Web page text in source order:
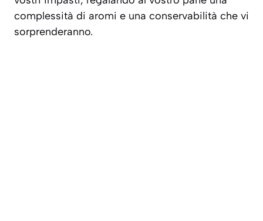
complessità di aromi e una conservabilità che vi
sorprenderanno.